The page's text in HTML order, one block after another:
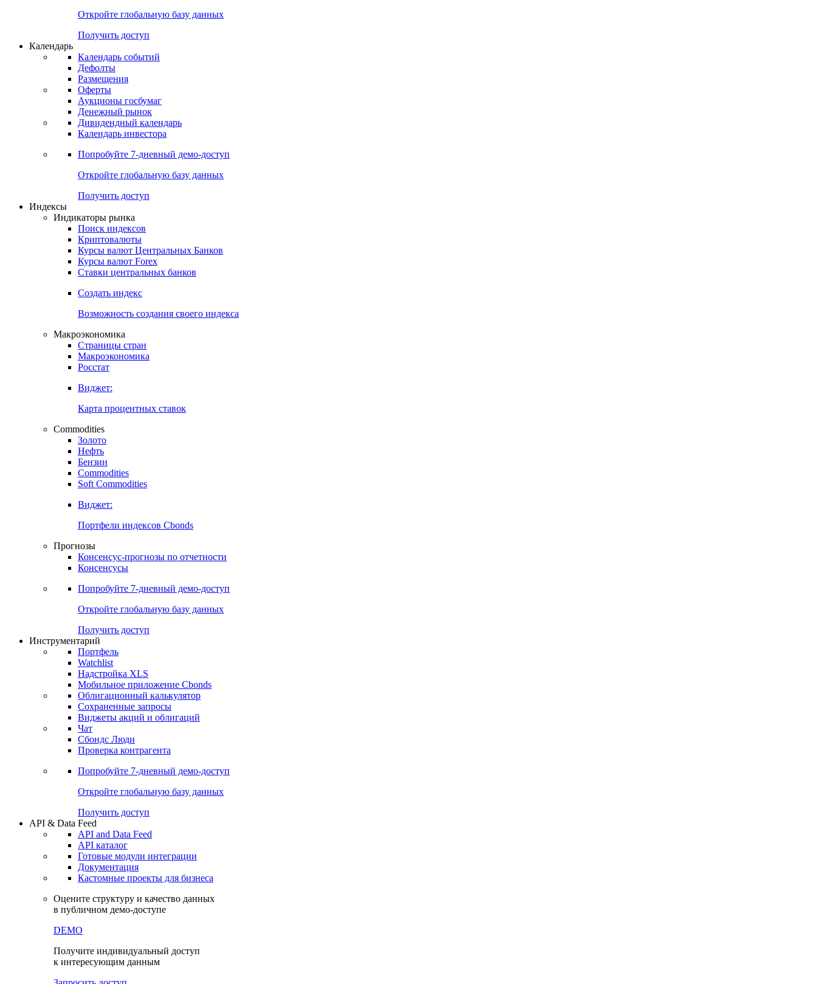
Откройте глобальную базу данных
Получить доступ
Календарь
Календарь событий
Дефолты
Размещения
Оферты
Аукционы госбумаг
Денежный рынок
Дивидендный календарь
Календарь инвестора
Попробуйте 7-дневный демо-доступ
Откройте глобальную базу данных
Получить доступ
Индексы
Индикаторы рынка
Поиск индексов
Криптовалюты
Курсы валют Центральных Банков
Курсы валют Forex
Ставки центральных банков
Создать индекс
Возможность создания своего индекса
Макроэкономика
Страницы стран
Макроэкономика
Росстат
Виджет:
Карта процентных ставок
Commodities
Золото
Нефть
Бензин
Commodities
Soft Commodities
Виджет:
Портфели индексов Cbonds
Прогнозы
Консенсус-прогнозы по отчетности
Консенсусы
Попробуйте 7-дневный демо-доступ
Откройте глобальную базу данных
Получить доступ
Инструментарий
Портфель
Watchlist
Надстройка XLS
Мобильное приложение Cbonds
Облигационный калькулятор
Сохраненные запросы
Виджеты акций и облигаций
Чат
Сбондс Люди
Проверка контрагента
Попробуйте 7-дневный демо-доступ
Откройте глобальную базу данных
Получить доступ
API & Data Feed
API and Data Feed
API каталог
Готовые модули интеграции
Документация
Кастомные проекты для бизнеса
Оцените структуру и качество данных
в публичном демо-доступе
DEMO
Получите индивидуальный доступ
к интересующим данным